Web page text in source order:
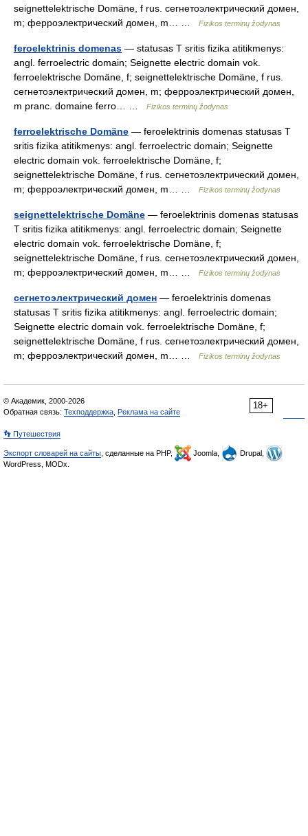
seignettelektrische Domäne, f rus. сегнетоэлектрический домен,
m; ферроэлектрический домен, m… …
Fizikos terminų žodynas
feroelektrinis domenas — statusas T sritis fizika atitikmenys:
angl. ferroelectric domain; Seignette electric domain vok.
ferroelektrische Domäne, f; seignettelektrische Domäne, f rus.
сегнетоэлектрический домен, m; ферроэлектрический домен,
m pranc. domaine ferro… …
Fizikos terminų žodynas
ferroelektrische Domäne — feroelektrinis domenas statusas T
sritis fizika atitikmenys: angl. ferroelectric domain; Seignette
electric domain vok. ferroelektrische Domäne, f;
seignettelektrische Domäne, f rus. сегнетоэлектрический домен,
m; ферроэлектрический домен, m… …
Fizikos terminų žodynas
seignettelektrische Domäne — feroelektrinis domenas statusas
T sritis fizika atitikmenys: angl. ferroelectric domain; Seignette
electric domain vok. ferroelektrische Domäne, f;
seignettelektrische Domäne, f rus. сегнетоэлектрический домен,
m; ферроэлектрический домен, m… …
Fizikos terminų žodynas
сегнетоэлектрический домен — feroelektrinis domenas
statusas T sritis fizika atitikmenys: angl. ferroelectric domain;
Seignette electric domain vok. ferroelektrische Domäne, f;
seignettelektrische Domäne, f rus. сегнетоэлектрический домен,
m; ферроэлектрический домен, m… …
Fizikos terminų žodynas
18+
© Академик, 2000-2026
Обратная связь: Техподдержка Реклама на сайте
👣 Путешествия
Экспорт словарей на сайты , сделанные на PHP, Joomla,
Drupal,
WordPress, MODx.